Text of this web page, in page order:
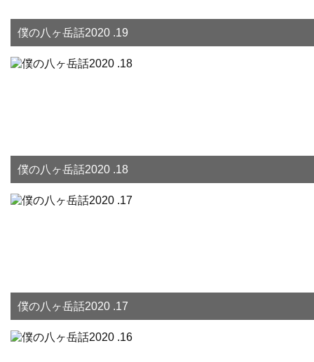
僕の八ヶ岳話2020 .19
僕の八ヶ岳話2020 .18
僕の八ヶ岳話2020 .17